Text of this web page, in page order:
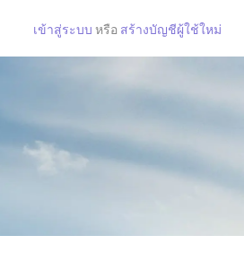
เข้าสู่ระบบ หรือ สร้างบัญชีผู้ใช้ใหม่